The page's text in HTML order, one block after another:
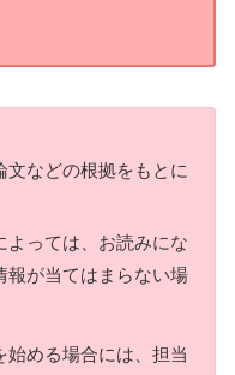
文などの根拠をもとに
よっては、お読みにな
報が当てはまらない場
める場合には、担当